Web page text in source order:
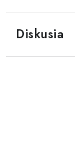
Diskusia